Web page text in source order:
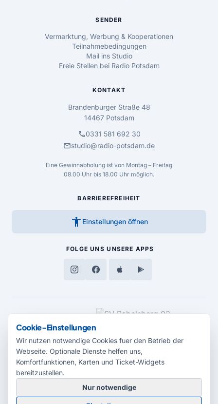
SENDER
Vermarktung, Werbung & Kooperationen
Teilnahmebedingungen
Mail ins Studio
Freie Stellen bei Radio Potsdam
KONTAKT
Brandenburger Straße 48
14467 Potsdam
call0331 581 692 30
mailstudio@radio-potsdam.de
Eine Gewinnabholung ist von Montag – Freitag
08.00 Uhr bis 18.00 Uhr möglich.
BARRIEREFREIHEIT
accessibility_new Einstellungen öffnen
FOLGE UNS UNSERE APPS
MEDIENPARTNER
© 2026 Radio Potsdam. Webseite entwickelt durch dieMedienagentur
Cookie-Einstellungen
Wir nutzen notwendige Cookies fuer den Betrieb der
Webseite. Optionale Dienste helfen uns,
Komfortfunktionen, Karten und Ticket-Widgets
bereitzustellen.
Nur notwendige